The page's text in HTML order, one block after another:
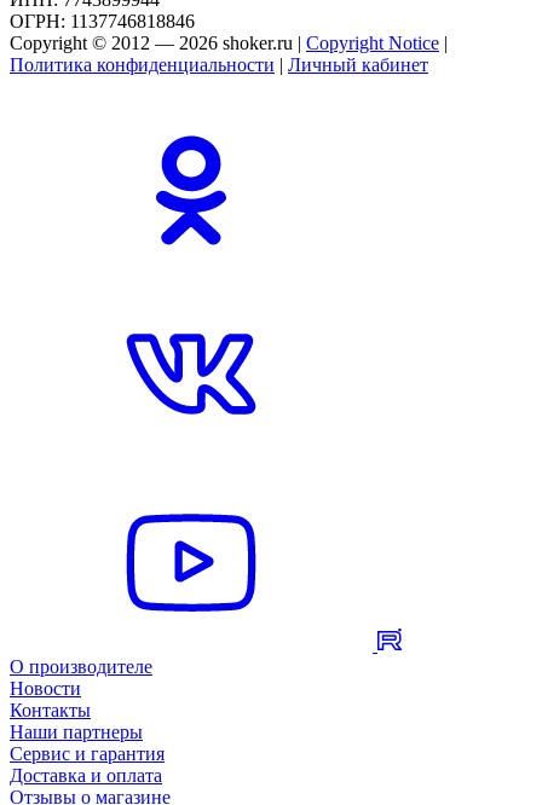
ОГРН: 1137746818846
Copyright © 2012 — 2026 shoker.ru | Copyright Notice |
Политика конфиденциальности | Личный кабинет
О производителе
Новости
Контакты
Наши партнеры
Сервис и гарантия
Доставка и оплата
Отзывы о магазине